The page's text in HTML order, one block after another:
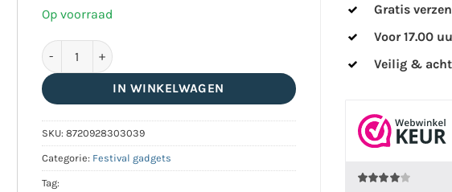
Op voorraad
Magische toverstaf met licht rood aantal
IN WINKELWAGEN
SKU: 8720928303039
Categorie: Festival gadgets
Tag:
Gratis
Voor 17.00
Veilig &